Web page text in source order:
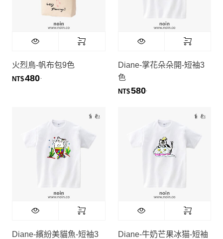
火烈鳥-帆布包9色
NT$480
Diane-掌花朵朵開-短袖3
色
NT$580
Diane-繽紛美貓魚-短袖3
Diane-牛奶芒果冰猫-短袖